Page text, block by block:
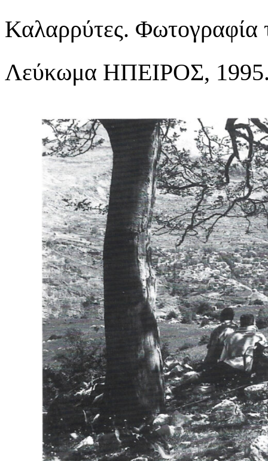
Καλαρρύτες. Φωτογραφία
Λεύκωμα ΗΠΕΙΡΟΣ,